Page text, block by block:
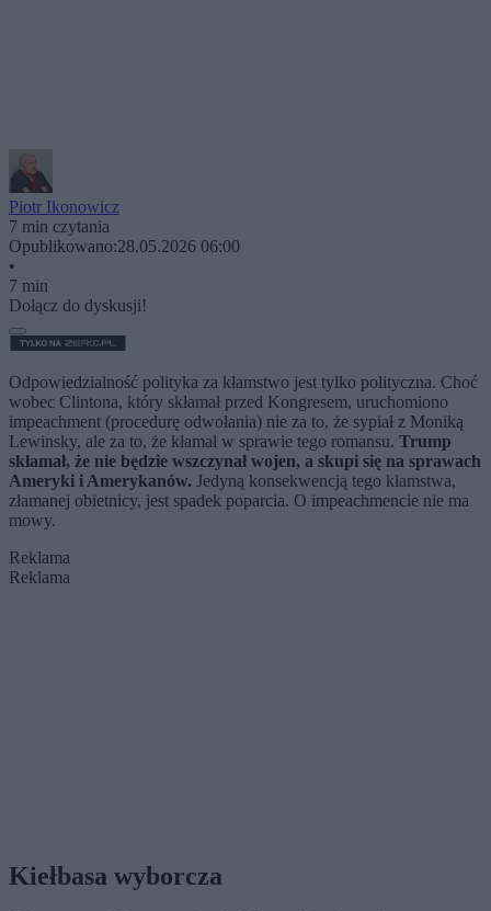
Piotr Ikonowicz
7 min czytania
Opublikowano:28.05.2026 06:00
•
7 min
Dołącz do dyskusji!
Odpowiedzialność polityka za kłamstwo jest tylko polityczna. Choć
wobec Clintona, który skłamał przed Kongresem, uruchomiono
impeachment (procedurę odwołania) nie za to, że sypiał z Moniką
Lewinsky, ale za to, że kłamał w sprawie tego romansu. Trump
skłamał, że nie będzie wszczynał wojen, a skupi się na sprawach
Ameryki i Amerykanów. Jedyną konsekwencją tego kłamstwa,
złamanej obietnicy, jest spadek poparcia. O impeachmencie nie ma
mowy.
Reklama
Reklama
Kiełbasa wyborcza